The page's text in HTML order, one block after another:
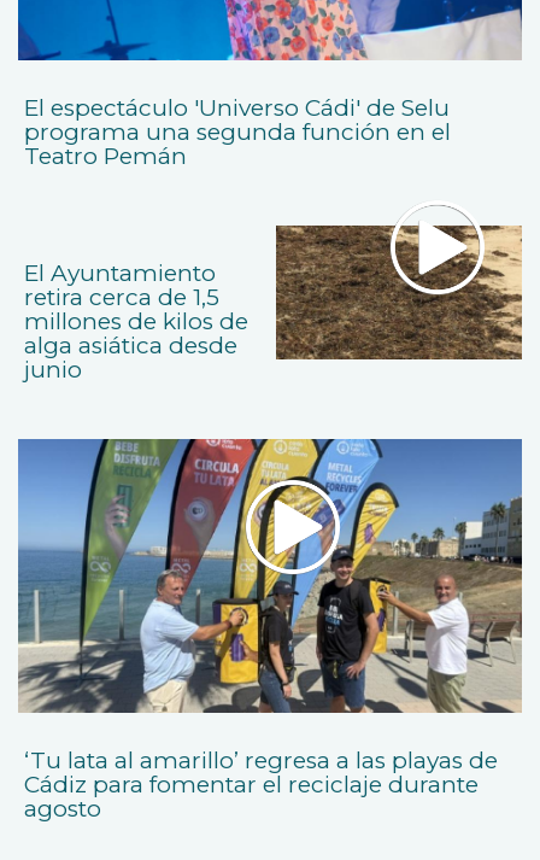
El espectáculo 'Universo Cádi' de Selu
programa una segunda función en el
Teatro Pemán
El Ayuntamiento
retira cerca de 1,5
millones de kilos de
alga asiática desde
junio
‘Tu lata al amarillo’ regresa a las playas de
Cádiz para fomentar el reciclaje durante
agosto